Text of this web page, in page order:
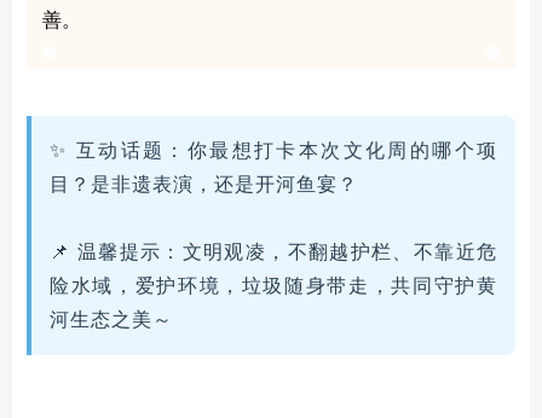
善。
✨ 互动话题：你最想打卡本次文化周的哪个项
目？是非遗表演，还是开河鱼宴？
📌 温馨提示：文明观凌，不翻越护栏、不靠近危
险水域，爱护环境，垃圾随身带走，共同守护黄
河生态之美～